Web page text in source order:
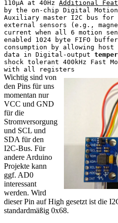
110µA at 40Hz Additional
by the on-chip Digital Motion
Auxiliary master I2C bus for
external sensors (e.g.,
current when all 6 motion
enabled 1024 byte FIFO
consumption by allowing
data in Digital-output
shock tolerant 400kHz Fast
with all registers
Wichtig sind von
den Pins für uns
momentan nur
VCC und GND
für die
Stromversorgung
und SCL und
SDA für den
I2C-Bus. Für
andere Arduino
Projekte kann
ggf. AD0
interessant
werden. Wird
dieser Pin auf High gesetzt ist die
standardmäßig 0x68.